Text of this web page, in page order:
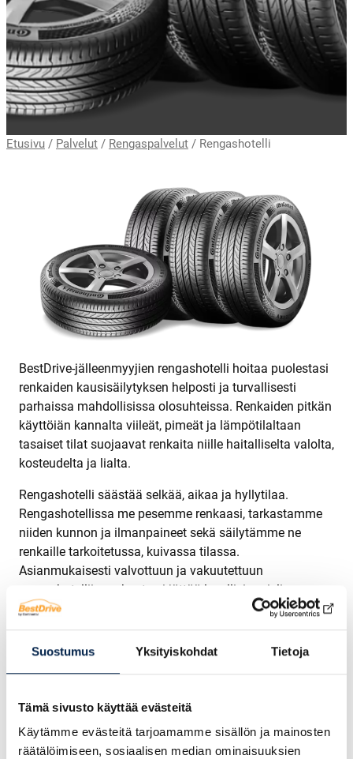
Suostumus Yksityiskohdat Tietoja
Tämä sivusto käyttää evästeitä
Käytämme evästeitä tarjoamamme sisällön ja mainosten
räätälöimiseen, sosiaalisen median ominaisuuksien
Etusivu / Palvelut / Rengaspalvelut / Rengashotelli
BestDrive-jälleenmyyjien rengashotelli hoitaa puolestasi
renkaiden kausisäilytyksen helposti ja turvallisesti
parhaissa mahdollisissa olosuhteissa. Renkaiden pitkän
käyttöiän kannalta viileät, pimeät ja lämpötilaltaan
tasaiset tilat suojaavat renkaita niille haitalliselta valolta,
kosteudelta ja lialta.
Rengashotelli säästää selkää, aikaa ja hyllytilaa.
Rengashotellissa me pesemme renkaasi, tarkastamme
niiden kunnon ja ilmanpaineet sekä säilytämme ne
renkaille tarkoitetussa, kuivassa tilassa.
Asianmukaisesti valvottuun ja vakuutettuun
rengashotelliin renkaat voi jättää levollisin mielin.
Samalla säästät tilaa ja vältyt renkaiden kuljettamisen
vaivalta.
Rengashotellin tarkoitus on vapauttaa sinut
rengasmurheilta kokonaan. Olemme sinuun yhteydessä
huolestuttavaa. Muuten kutsumme sinut
renkaanvaihtoon, kun sesonki pyörähtää käyntiin.